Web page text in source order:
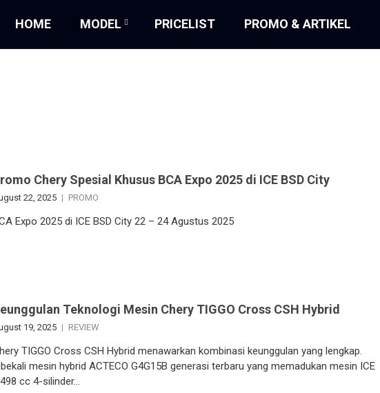
HOME MODEL PRICELIST PROMO & ARTIKEL
Chery Spesial Khusus BCA Expo 2025 di ICE BSD City
22, 2025 PROMO
Expo 2025 di ICE BSD City 22 – 24 Agustus 2025
Teknologi Mesin Chery TIGGO Cross CSH Hybrid
19, 2025 REVIEW
TIGGO Cross CSH Hybrid menawarkan kombinasi keunggulan yang lengkap.
mesin hybrid ACTECO G4G15B generasi terbaru yang memadukan mesin ICE
cc 4-silinder…